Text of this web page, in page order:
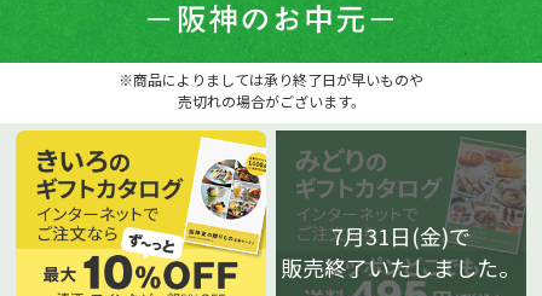
※商品によりましては承り終了日が早いものや
売切れの場合がございます。
7月31日(金)で
販売終了いたしました。